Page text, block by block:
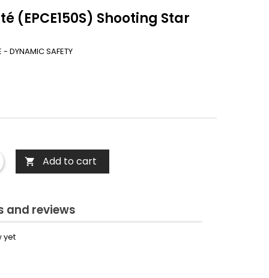
(EPCE150S) Shooting Star
- DYNAMIC SAFETY
 Add to cart
reviews
yet